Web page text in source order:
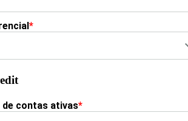
*
de contas ativas*